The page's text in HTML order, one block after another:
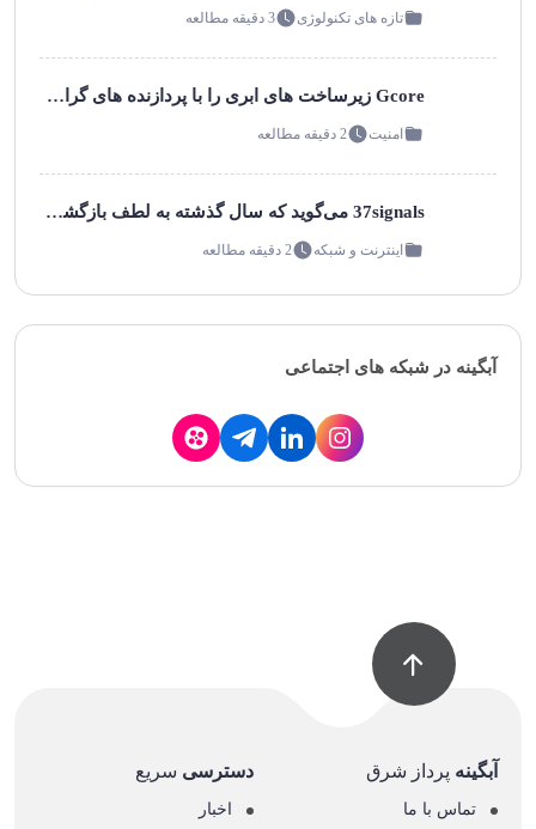
تازه های تکنولوژی 3 دقیقه مطالعه
Gcore زیرساخت های ابری را با پردازنده های گرافیکی هوش مصنوعی در مرکز داده Telia در هلسینکی مستقر خواهد کرد Gcore یک کلاستر پردازنده گرافیکی 1 مگاواتی را در امکانات خود مستقر خواهد کرد!
امنیت 2 دقیقه مطالعه
37signals می‌گوید که سال گذشته به لطف بازگشت ابری، نزدیک به ۲ میلیون دلار صرفه‌جویی کرده است!
اینترنت و شبکه 2 دقیقه مطالعه
آبگینه در شبکه های اجتماعی
آبگینه پرداز شرق
تماس با ما
دسترسی سریع
اخبار